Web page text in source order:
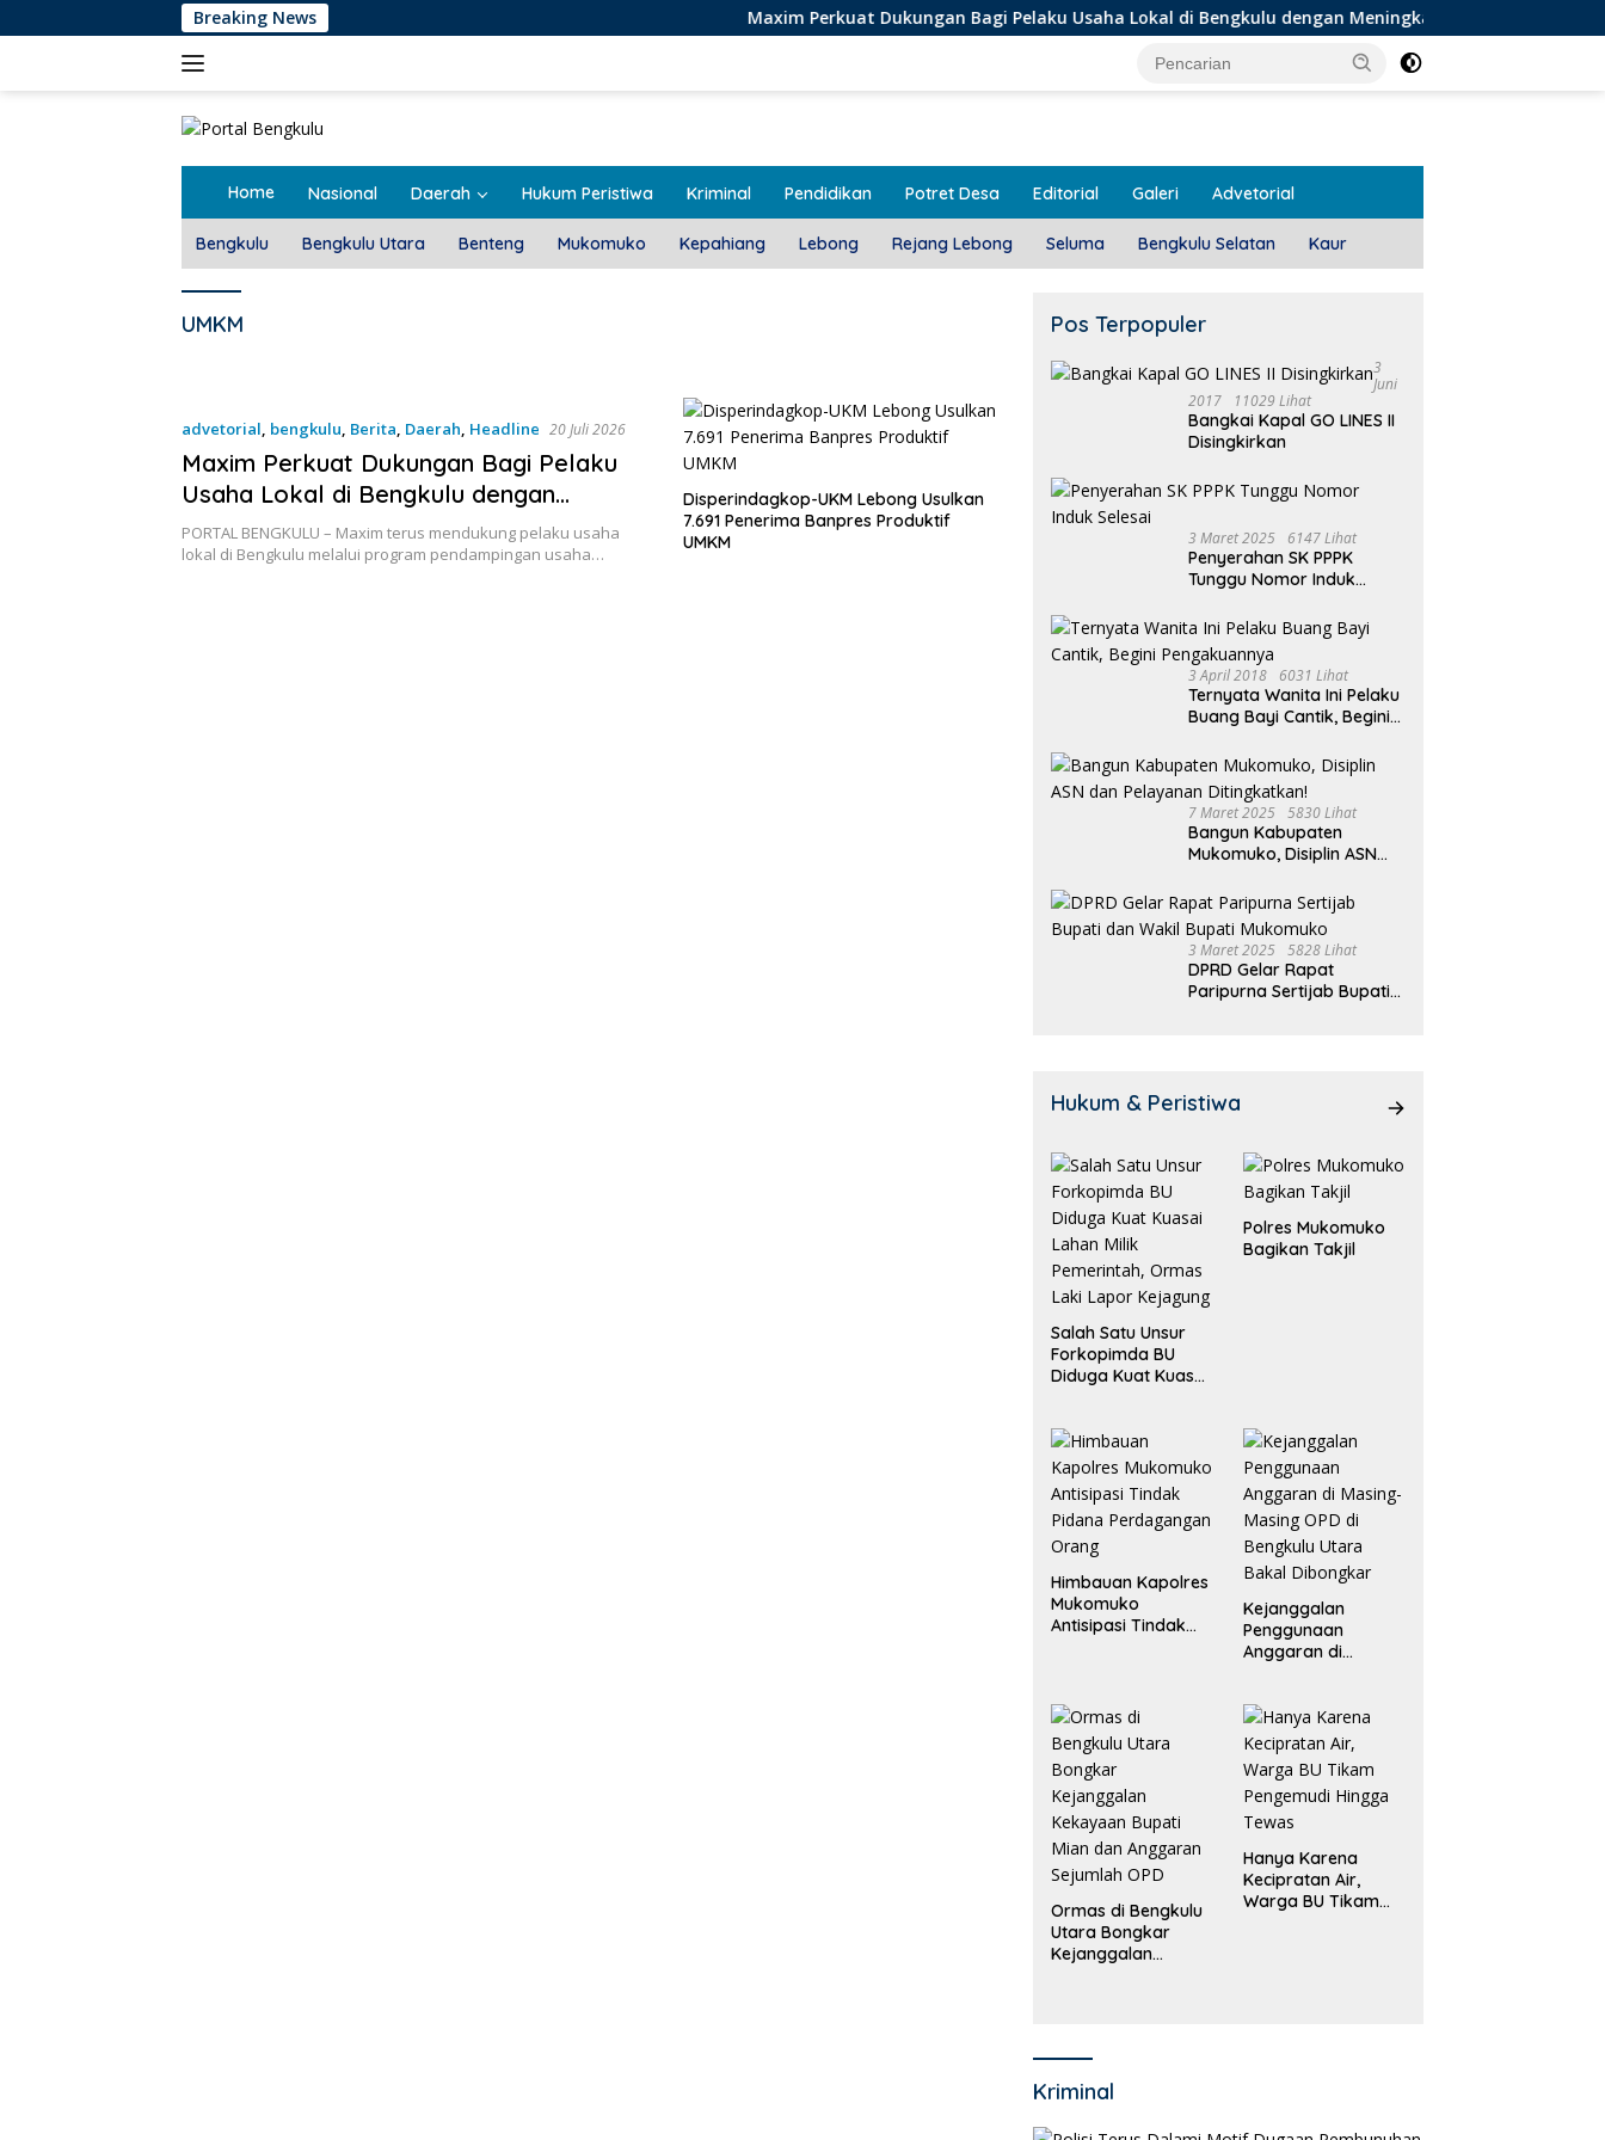
ke
Breaking News Maxim Perkuat Dukungan Bagi Pelaku Usaha Lokal di Bengkulu dengan Meningkatkan Ruang Publik dan Kebersihan
Home Nasional Daerah Hukum Peristiwa Kriminal Pendidikan Potret Desa Editorial Galeri Advetorial
Bengkulu Bengkulu Utara Benteng Mukomuko Kepahiang Lebong Rejang Lebong Seluma Bengkulu Selatan Kaur
UMKM
advetorial bengkulu Berita Daerah Headline 20 Juli 2026
Maxim Perkuat Dukungan Bagi Pelaku
Usaha Lokal di Bengkulu dengan
Meningkatkan Ruang Publik dan
Kebersihan Pasar
PORTAL BENGKULU – Maxim terus mendukung pelaku usaha
lokal di Bengkulu melalui program pendampingan usaha…
Disperindagkop-UKM Lebong Usulkan
7.691 Penerima Banpres Produktif
UMKM
Pos Terpopuler
3
Juni
2017
11029 Lihat
Bangkai Kapal GO LINES II
Disingkirkan
3 Maret 2025 6147 Lihat
Penyerahan SK PPPK
Tunggu Nomor Induk
3 April 2018 6031 Lihat
Ternyata Wanita Ini Pelaku
Buang Bayi Cantik, Begini
7 Maret 2025 5830 Lihat
Bangun Kabupaten
Mukomuko, Disiplin ASN
Ditingkatkan!
3 Maret 2025 5828 Lihat
DPRD Gelar Rapat
Paripurna Sertijab Bupati
Hukum & Peristiwa
Salah Satu Unsur
Forkopimda BU
Diduga Kuat Kuasai
Laki Lapor
Kejagung
Polres Mukomuko
Bagikan Takjil
Himbauan Kapolres
Mukomuko
Antisipasi Tindak
Kejanggalan
Penggunaan
Anggaran di
Bakal Dibongkar
Ormas di Bengkulu
Utara Bongkar
Kejanggalan
Hanya Karena
Kecipratan Air,
Warga BU Tikam
Kriminal